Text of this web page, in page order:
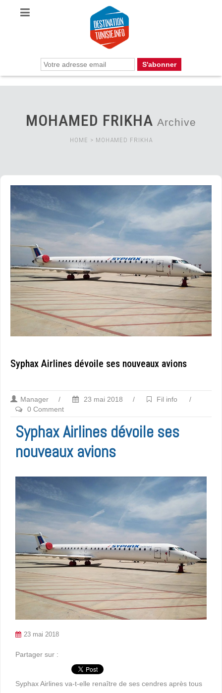
MOHAMED FRIKHA Archive
HOME > MOHAMED FRIKHA
Syphax Airlines dévoile ses nouveaux avions
Manager / 23 mai 2018 / Fil info
/
0 Comment
Syphax Airlines dévoile ses
nouveaux avions
23 mai 2018
Partager sur :
Syphax Airlines va-t-elle renaître de ses cendres après tous